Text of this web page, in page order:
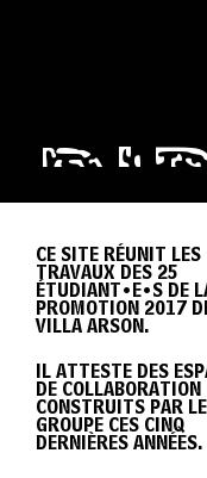
CE SITE RÉUNIT LES
TRAVAUX DES 25
ÉTUDIANT•E•S DE
PROMOTION 2017
VILLA ARSON.
IL ATTESTE DES
DE COLLABORATION
CONSTRUITS PAR LE
GROUPE CES CINQ
DERNIÈRES ANNÉES.